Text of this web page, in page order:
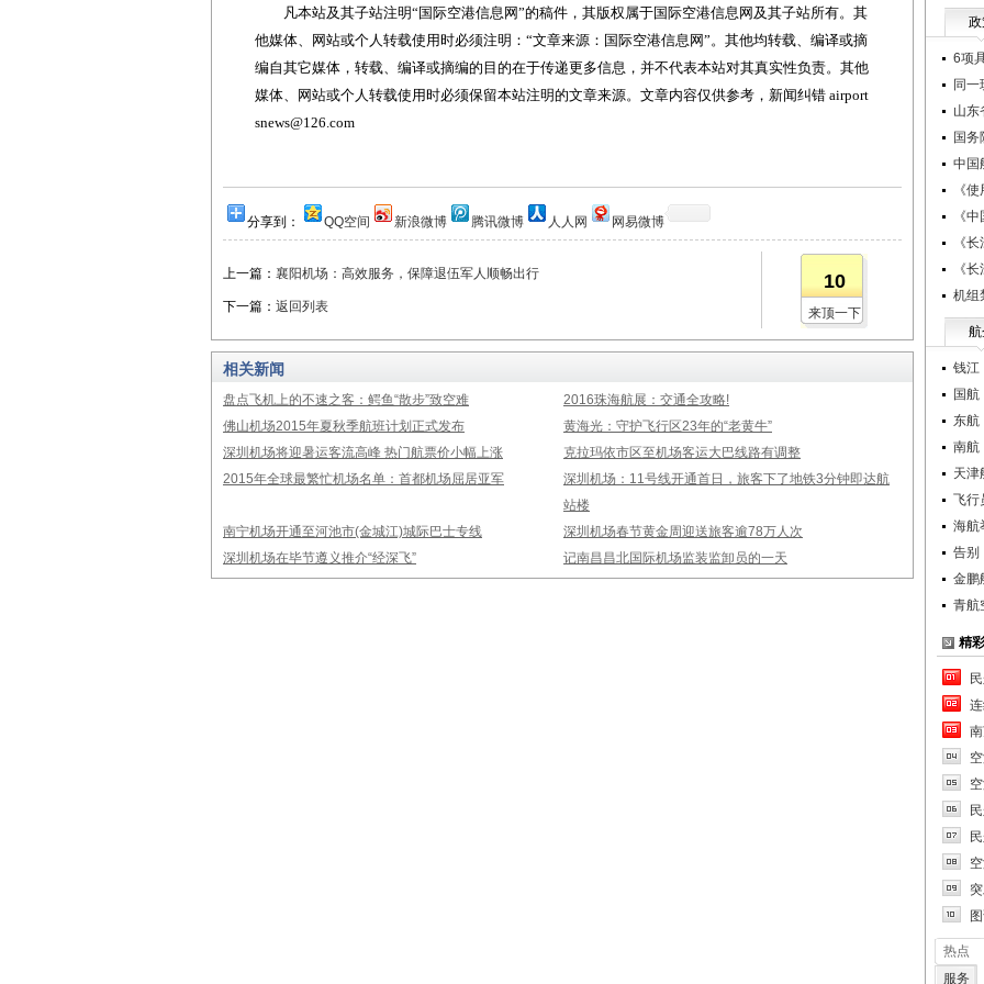
凡本站及其子站注明“国际空港信息网”的稿件，其版权属于国际空港信息网及其子站所有。其
他媒体、网站或个人转载使用时必须注明：“文章来源：国际空港信息网”。其他均转载、编译或摘
编自其它媒体，转载、编译或摘编的目的在于传递更多信息，并不代表本站对其真实性负责。其他
媒体、网站或个人转载使用时必须保留本站注明的文章来源。文章内容仅供参考，新闻纠错 airport
snews@126.com
分享到： QQ空间 新浪微博 腾讯微博 人人网 网易微博
上一篇： 襄阳机场：高效服务，保障退伍军人顺畅出行
下一篇： 返回列表
10
来顶一下
相关新闻
盘点飞机上的不速之客：鳄鱼“散步”致空难
2016珠海航展：交通全攻略!
佛山机场2015年夏秋季航班计划正式发布
黄海光：守护飞行区23年的“老黄牛”
深圳机场将迎暑运客流高峰 热门航票价小幅上涨
克拉玛依市区至机场客运大巴线路有调整
2015年全球最繁忙机场名单：首都机场屈居亚军
深圳机场：11号线开通首日，旅客下了地铁3分钟即达航
站楼
南宁机场开通至河池市(金城江)城际巴士专线
深圳机场春节黄金周迎送旅客逾78万人次
深圳机场在毕节遵义推介“经深飞”
记南昌昌北国际机场监装监卸员的一天
6项
同
山东
国
中国
《
《
《
《
机组
钱江
国航
东航
南航
天津
飞行
海航
告别
金鹏
青航
精
热点
服务